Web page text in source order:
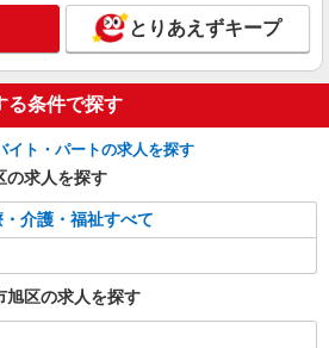
1600円〜2250円 ＜日払い有/週払い有/交
給(ガソリン代含む)＞
市旭区内/TEL面談実施中
詳細を見る
新宿本社 第2営業部
護老人ホームでの介護士
川県横浜市旭区
とりあえずキープ
る条件で探す
イト・パートの求人を探す
の求人を探す
・介護・福祉すべて
旭区の求人を探す